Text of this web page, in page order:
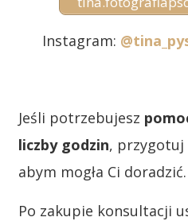
Instagram:
Jeśli potrzebujesz
liczby godzin,
abym mogła Ci doradzić.
Po zakupie konsultacji